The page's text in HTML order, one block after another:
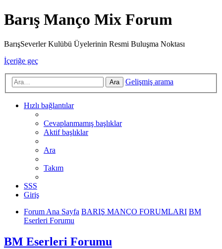
Barış Manço Mix Forum
BarışSeverler Kulübü Üyelerinin Resmi Buluşma Noktası
İçeriğe geç
Ara Gelişmiş arama
Hızlı bağlantılar
Cevaplanmamış başlıklar
Aktif başlıklar
Ara
Takım
SSS
Giriş
Forum Ana Sayfa BARIŞ MANÇO FORUMLARI BM
Eserleri Forumu
BM Eserleri Forumu